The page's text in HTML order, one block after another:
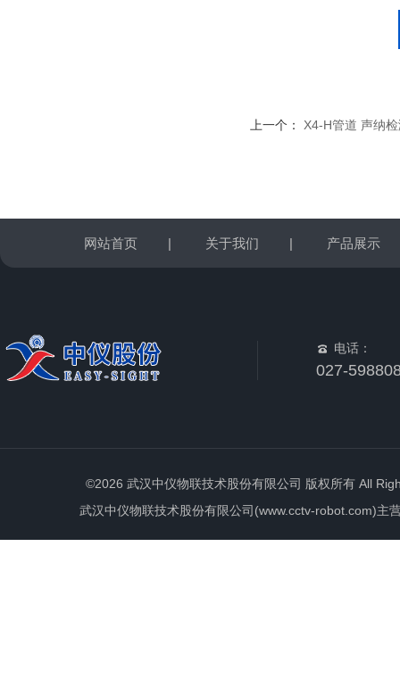
上一个： X4-H管道 声纳
网站首页 | 关于我们 | 产品展示
电话：
027-
©2026 武汉中仪物联技术股份有限公司 版权所有 All
武汉中仪物联技术股份有限公司(www.cctv-robot.com)主